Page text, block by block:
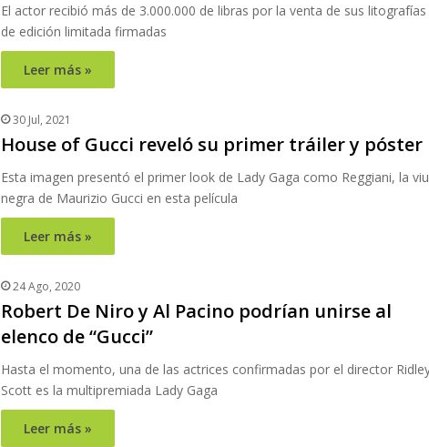
El actor recibió más de 3.000.000 de libras por la venta de sus litografías
de edición limitada firmadas
Leer más »
30 Jul, 2021
House of Gucci reveló su primer tráiler y póster
Esta imagen presentó el primer look de Lady Gaga como Reggiani, la
negra de Maurizio Gucci en esta película
Leer más »
24 Ago, 2020
Robert De Niro y Al Pacino podrían unirse al
elenco de “Gucci”
Hasta el momento, una de las actrices confirmadas por el director
Scott es la multipremiada Lady Gaga
Leer más »